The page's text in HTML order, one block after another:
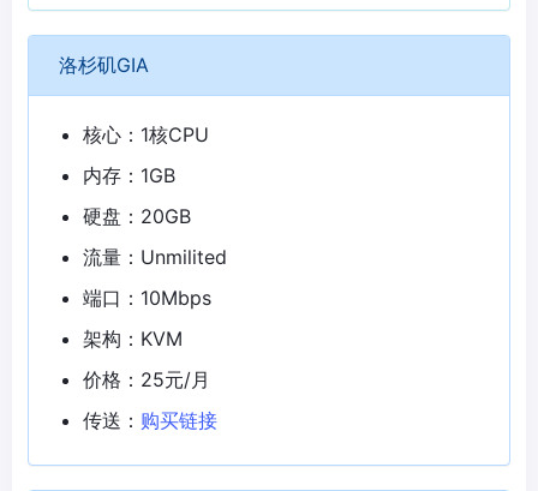
洛杉矶GIA
核心：1核CPU
内存：1GB
硬盘：20GB
流量：Unmilited
端口：10Mbps
架构：KVM
价格：25元/月
传送： 购买链接